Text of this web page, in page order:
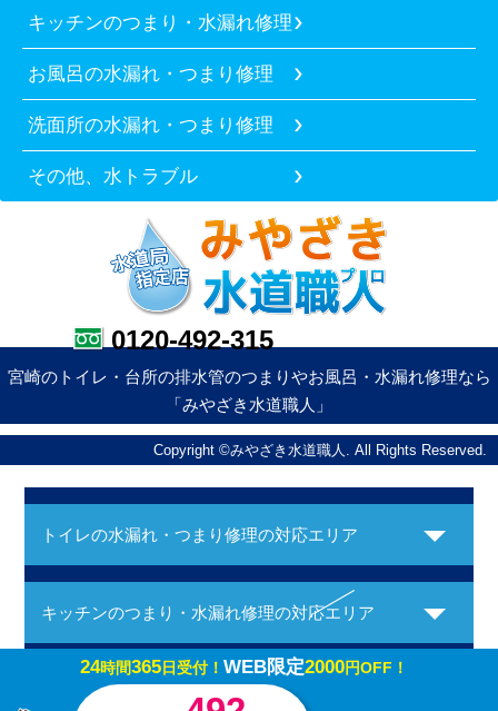
キッチンのつまり・水漏れ修理
お風呂の水漏れ・つまり修理
洗面所の水漏れ・つまり修理
その他、水トラブル
0120-492-315
宮崎のトイレ・台所の排水管のつまりやお風呂・水漏れ修理なら
「みやざき水道職人」
Copyright ©みやざき水道職人. All Rights Reserved.
トイレの水漏れ・つまり修理の対応エリア
キッチンのつまり・水漏れ修理の対応エリア
お風呂の水漏れ・つまり修理の対応エリア
24時間365日受付！ WEB限定2000円OFF！